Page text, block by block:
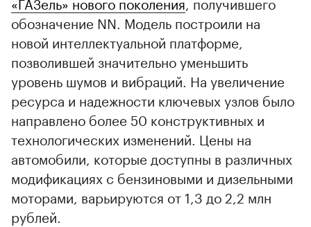
обозначение NN. Модель построили на
новой интеллектуальной платформе,
позволившей значительно уменьшить
уровень шумов и вибраций. На увеличение
ресурса и надежности ключевых узлов было
направлено более 50 конструктивных и
технологических изменений. Цены на
автомобили, которые доступны в различных
модификациях с бензиновыми и дизельными
моторами, варьируются от 1,3 до 2,2 млн
рублей.